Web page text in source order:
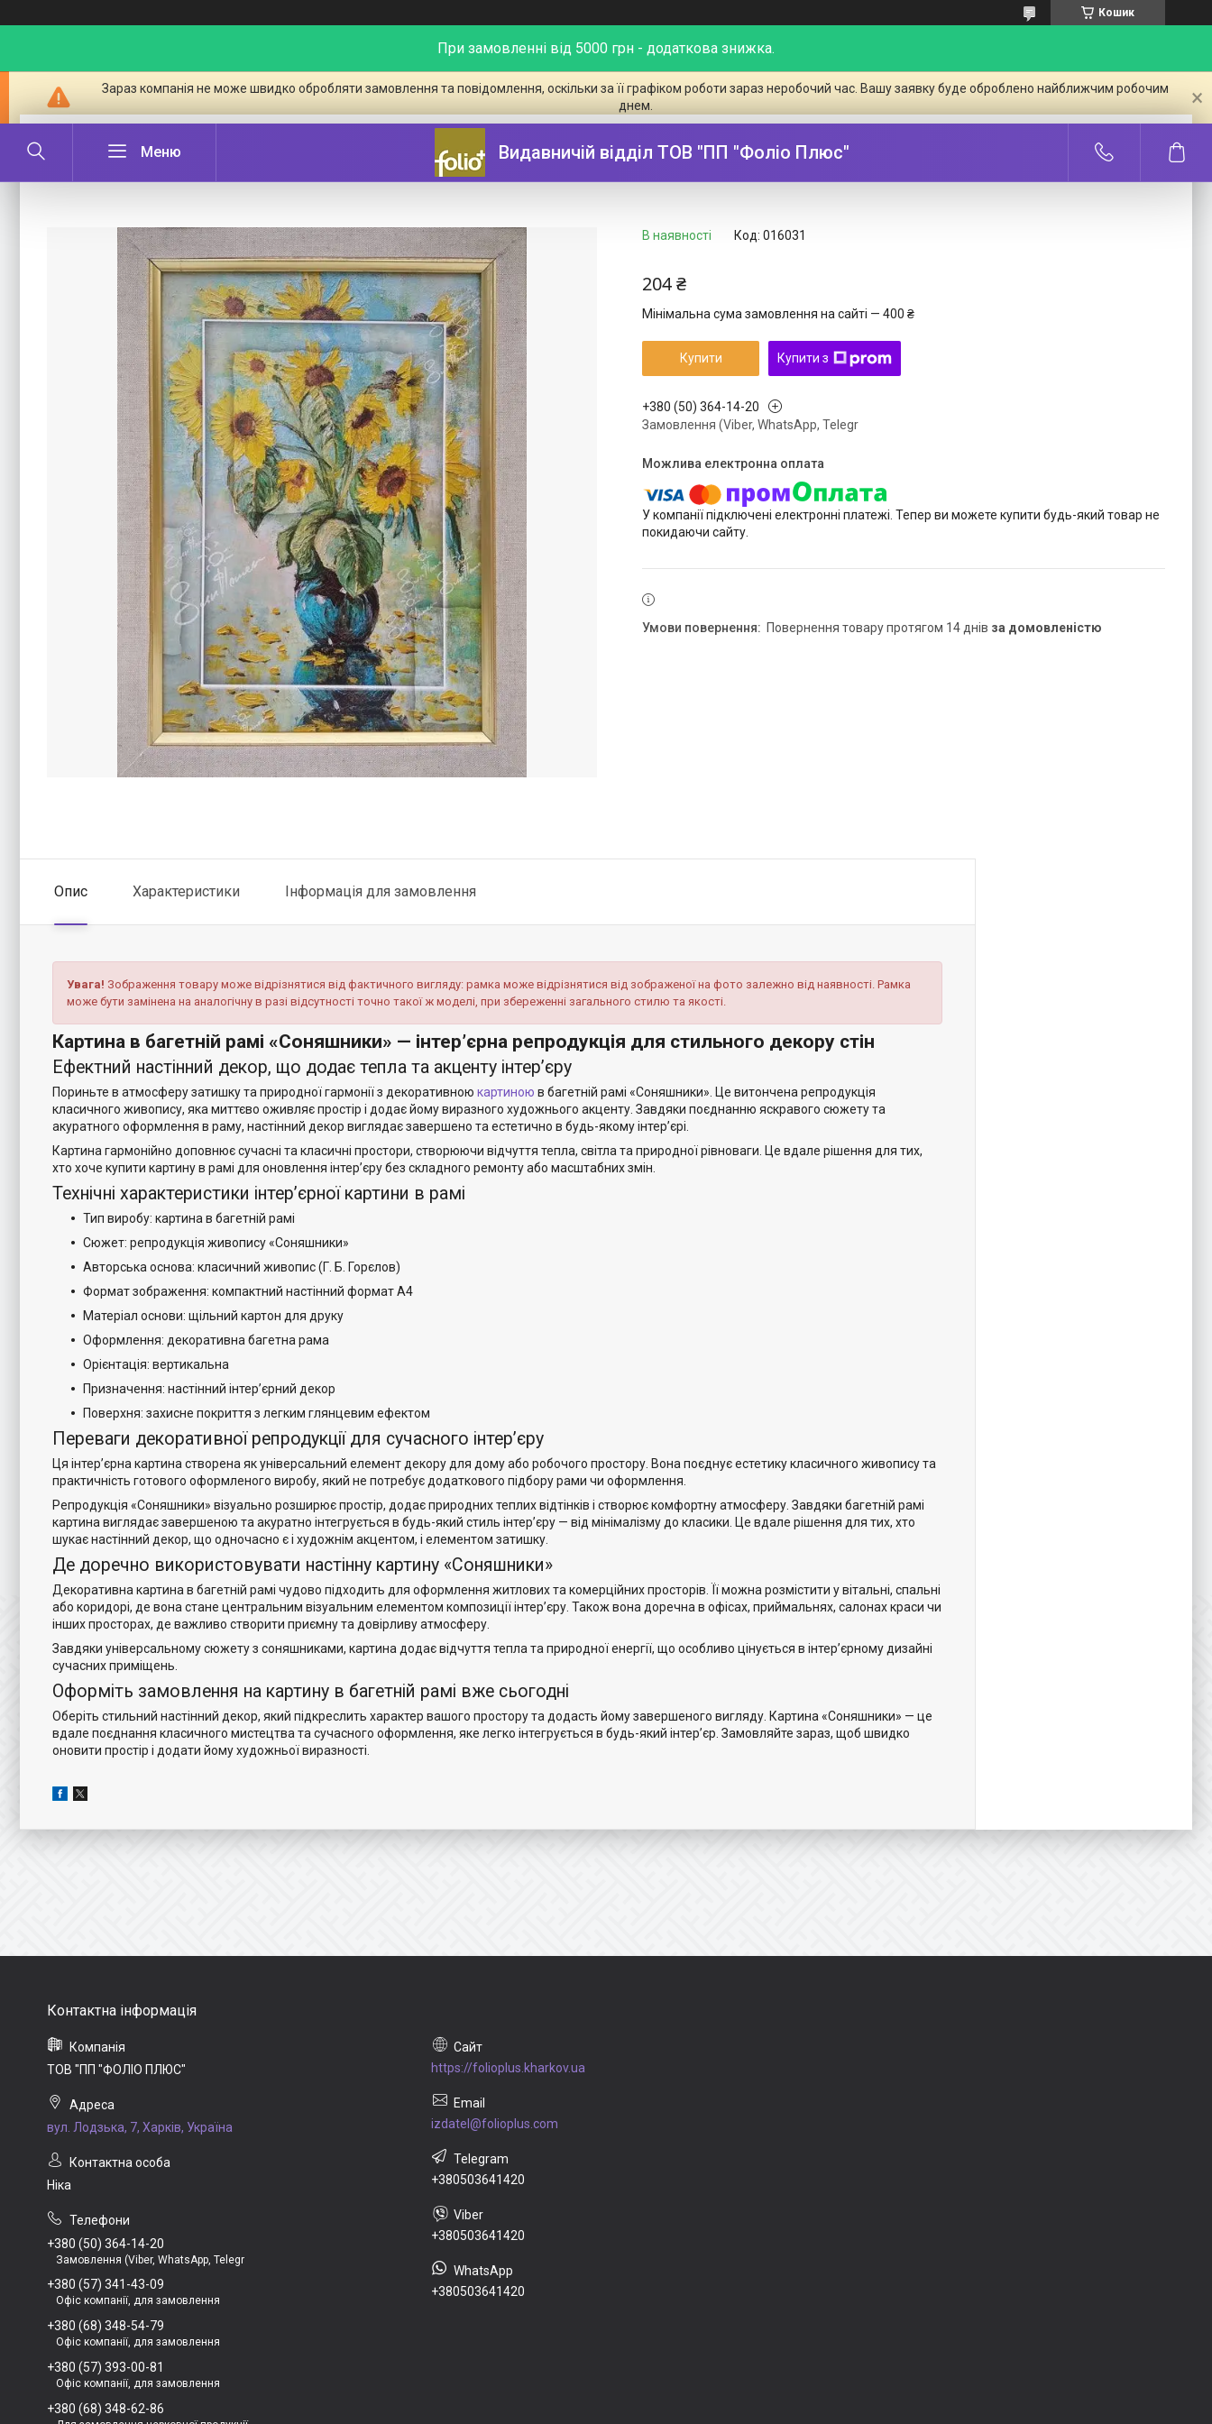
Кошик
При замовленні від 5000 грн - додаткова знижка.
Зараз компанія не може швидко обробляти замовлення та повідомлення, оскільки за її графіком роботи зараз неробочий час. Вашу заявку буде оброблено найближчим робочим
днем.
Видавничій відділ ТОВ "ПП "Фоліо Плюс"
Картина в багетній рамі № 36 Г. Б. Горєлов. "Соняшники" A4 (210х303)
В наявності Код: 016031
204 ₴
Мінімальна сума замовлення на сайті — 400 ₴
Купити Купити з
+380 (50) 364-14-20
Замовлення (Viber, WhatsApp, Telegr
У компанії підключені електронні платежі. Тепер ви можете купити будь-який товар не
покидаючи сайту.
повернення товару протягом 14 днів за домовленістю
Опис Характеристики Інформація для замовлення
Увага! Зображення товару може відрізнятися від фактичного вигляду: рамка може відрізнятися від зображеної на фото залежно від наявності. Рамка
може бути замінена на аналогічну в разі відсутності точно такої ж моделі, при збереженні загального стилю та якості.
Картина в багетній рамі «Соняшники» — інтер’єрна репродукція для стильного декору стін
Ефектний настінний декор, що додає тепла та акценту інтер’єру
Пориньте в атмосферу затишку та природної гармонії з декоративною картиною в багетній рамі «Соняшники». Це витончена репродукція
класичного живопису, яка миттєво оживляє простір і додає йому виразного художнього акценту. Завдяки поєднанню яскравого сюжету та
акуратного оформлення в раму, настінний декор виглядає завершено та естетично в будь-якому інтер’єрі.
Картина гармонійно доповнює сучасні та класичні простори, створюючи відчуття тепла, світла та природної рівноваги. Це вдале рішення для тих,
хто хоче купити картину в рамі для оновлення інтер’єру без складного ремонту або масштабних змін.
Технічні характеристики інтер’єрної картини в рамі
Тип виробу: картина в багетній рамі
Сюжет: репродукція живопису «Соняшники»
Авторська основа: класичний живопис (Г. Б. Горєлов)
Формат зображення: компактний настінний формат A4
Матеріал основи: щільний картон для друку
Оформлення: декоративна багетна рама
Орієнтація: вертикальна
Призначення: настінний інтер’єрний декор
Поверхня: захисне покриття з легким глянцевим ефектом
Переваги декоративної репродукції для сучасного інтер’єру
Ця інтер’єрна картина створена як універсальний елемент декору для дому або робочого простору. Вона поєднує естетику класичного живопису та
практичність готового оформленого виробу, який не потребує додаткового підбору рами чи оформлення.
Репродукція «Соняшники» візуально розширює простір, додає природних теплих відтінків і створює комфортну атмосферу. Завдяки багетній рамі
картина виглядає завершеною та акуратно інтегрується в будь-який стиль інтер’єру — від мінімалізму до класики. Це вдале рішення для тих, хто
шукає настінний декор, що одночасно є і художнім акцентом, і елементом затишку.
Де доречно використовувати настінну картину «Соняшники»
Декоративна картина в багетній рамі чудово підходить для оформлення житлових та комерційних просторів. Її можна розмістити у вітальні, спальні
або коридорі, де вона стане центральним візуальним елементом композиції інтер’єру. Також вона доречна в офісах, приймальнях, салонах краси чи
інших просторах, де важливо створити приємну та довірливу атмосферу.
Завдяки універсальному сюжету з соняшниками, картина додає відчуття тепла та природної енергії, що особливо цінується в інтер’єрному дизайні
сучасних приміщень.
Оформіть замовлення на картину в багетній рамі вже сьогодні
Оберіть стильний настінний декор, який підкреслить характер вашого простору та додасть йому завершеного вигляду. Картина «Соняшники» — це
вдале поєднання класичного мистецтва та сучасного оформлення, яке легко інтегрується в будь-який інтер’єр. Замовляйте зараз, щоб швидко
оновити простір і додати йому художньої виразності.
ТОВ "ПП "ФОЛІО ПЛЮС"
вул. Лодзька, 7, Харків, Україна
Ніка
+380 (50) 364-14-20
Замовлення (Viber, WhatsApp, Telegr
+380 (57) 341-43-09
Офіс компанії, для замовлення
+380 (68) 348-54-79
Офіс компанії, для замовлення
+380 (57) 393-00-81
Офіс компанії, для замовлення
+380 (68) 348-62-86
https://folioplus.kharkov.ua
izdatel@folioplus.com
+380503641420
+380503641420
+380503641420